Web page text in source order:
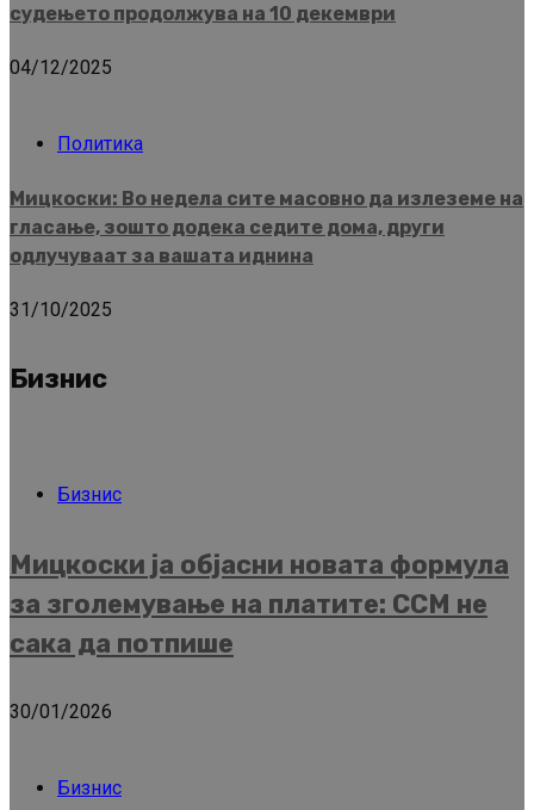
судењето продолжува на 10 декември
04/12/2025
Политика
Мицкоски: Во недела сите масовно да излеземе на
гласање, зошто додека седите дома, други
одлучуваат за вашата иднина
31/10/2025
Бизнис
Бизнис
Мицкоски ја објасни новата формула
за зголемување на платите: ССМ не
сака да потпише
30/01/2026
Бизнис